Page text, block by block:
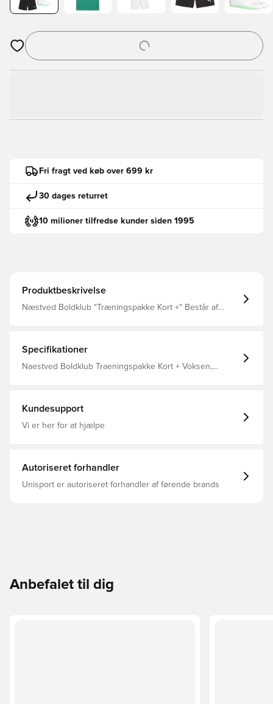
Åbner en Modal til at logge ind eller tilmelde dig som medlem
Fri fragt ved køb over 699 kr
30 dages returret
10 milioner tilfredse kunder siden 1995
Produktbeskrivelse
Næstved Boldklub "Træningspakke Kort +" Består af
Specifikationer
Naestved Boldklub Traeningspakke Kort + Voksen,
Kundesupport
Vi er her for at hjælpe
Autoriseret forhandler
Unisport er autoriseret forhandler af førende brands
Anbefalet til dig